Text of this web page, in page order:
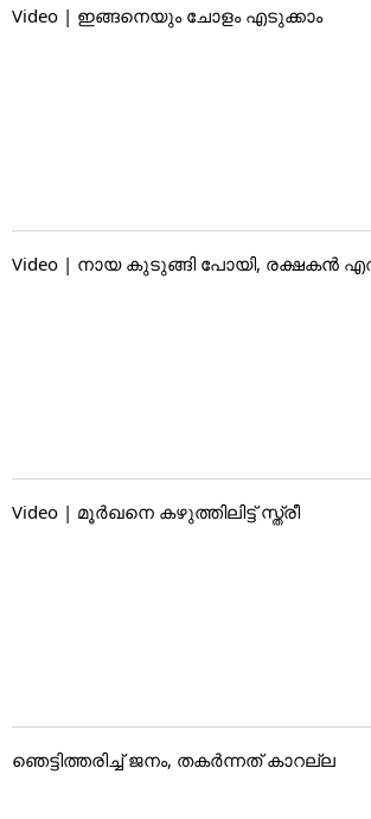
Video | ഇങ്ങനെയും ചോളം എടുക്കാം
Video | നായ കുടുങ്ങി പോയി, രക്ഷകൻ
Video | മൂർഖനെ കഴുത്തിലിട്ട് സ്ത്രീ
ഞെട്ടിത്തരിച്ച് ജനം, തകർന്നത് കാറല്ല